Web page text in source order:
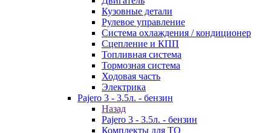
Кузовные детали
Рулевое управление
Система охлаждения / кондиционер
Сцепление и КПП
Топливная система
Тормозная система
Ходовая часть
Электрика
Pajero 3 - 3.5л. - бензин
Назад
Pajero 3 - 3.5л. - бензин
Комплекты для ТО